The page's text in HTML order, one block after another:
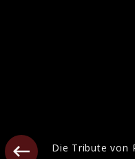
Die Tribute von